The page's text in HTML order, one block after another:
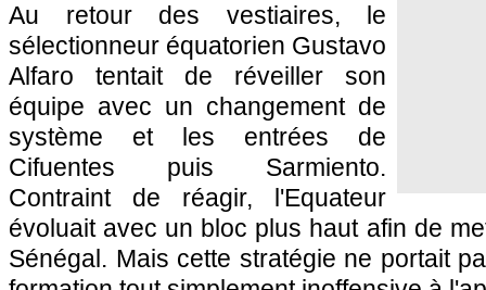
Au retour des vestiaires, le
sélectionneur équatorien Gustavo
Alfaro tentait de réveiller son
équipe avec un changement de
système et les entrées de
Cifuentes puis Sarmiento.
Contraint de réagir, l'Equateur
évoluait avec un bloc plus haut afin de
Sénégal. Mais cette stratégie ne portait